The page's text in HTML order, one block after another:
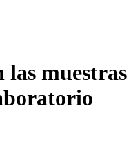
las muestras